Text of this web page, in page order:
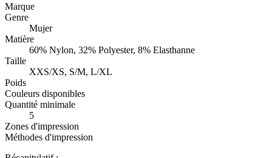
Marque
Genre
Mujer
Matière
60% Nylon, 32% Polyester, 8% Elasthanne
Taille
XXS/XS, S/M, L/XL
Poids
Couleurs disponibles
Quantité minimale
5
Zones d'impression
Méthodes d'impression